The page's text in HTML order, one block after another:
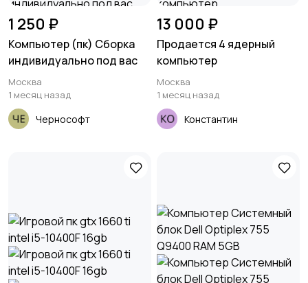
1 250 ₽
Компьютер (пк) Сборка
индивидуально под вас
Москва
1 месяц назад
Чернософт
13 000 ₽
Продается 4 ядерный
компьютер
Москва
1 месяц назад
Константин